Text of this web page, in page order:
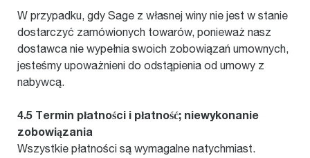
W przypadku, gdy Sage z własnej winy nie jest w stanie
dostarczyć zamówionych towarów, ponieważ nasz
dostawca nie wypełnia swoich zobowiązań umownych,
jesteśmy upoważnieni do odstąpienia od umowy z
nabywcą.
4.5 Termin płatności i płatność; niewykonanie
zobowiązania
Wszystkie płatności są wymagalne natychmiast.